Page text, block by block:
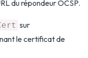
du répondeur OCSP.
sur
le certificat de